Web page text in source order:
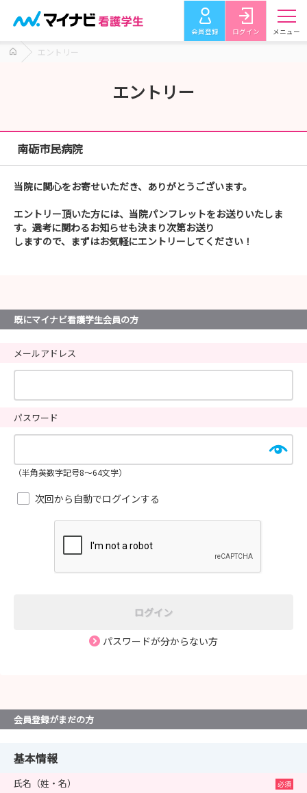
会員登録 ログイン メニュー
エントリー
エントリー
南砺市民病院
当院に関心をお寄せいただき、ありがとうございます。
エントリー頂いた方には、当院パンフレットをお送りいたしま
す。選考に関わるお知らせも決まり次第お送り
しますので、まずはお気軽にエントリーしてください！
既にマイナビ看護学生会員の方
メールアドレス
パスワード
（半角英数字記号8～64文字）
次回から自動でログインする
ログイン
パスワードが分からない方
会員登録がまだの方
基本情報
氏名 （姓・名）